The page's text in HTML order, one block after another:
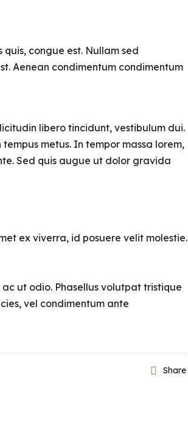
congue est. Nullam sed
Aenean condimentum condimentum
libero tincidunt, vestibulum dui.
metus. In tempor massa lorem,
Sed quis augue ut dolor gravida
ex viverra, id posuere velit molestie.
ut odio. Phasellus volutpat tristique
vel condimentum ante
Share